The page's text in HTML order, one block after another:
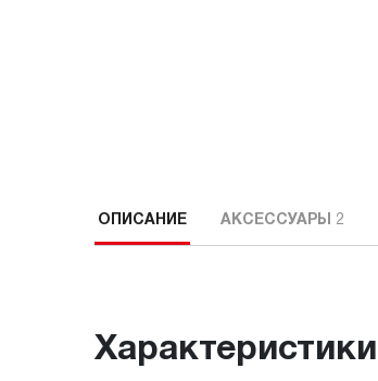
ОПИСАНИЕ АКСЕССУАРЫ 2
Характеристики